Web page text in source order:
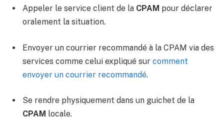
Appeler le service client de la CPAM pour déclarer
oralement la situation.
Envoyer un courrier recommandé à la CPAM via des
services comme celui expliqué sur comment
envoyer un courrier recommandé.
Se rendre physiquement dans un guichet de la
CPAM locale.